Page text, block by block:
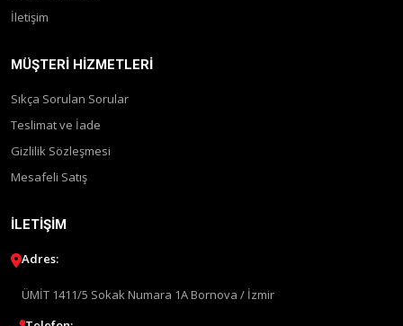
İletişim
MÜŞTERI HIZMETLERI
Sıkça Sorulan Sorular
Teslimat ve İade
Gizlilik Sözleşmesi
Mesafeli Satış
İLETIŞIM
Adres:
ÜMİT 1411/5 Sokak Numara 1A Bornova / İzmir